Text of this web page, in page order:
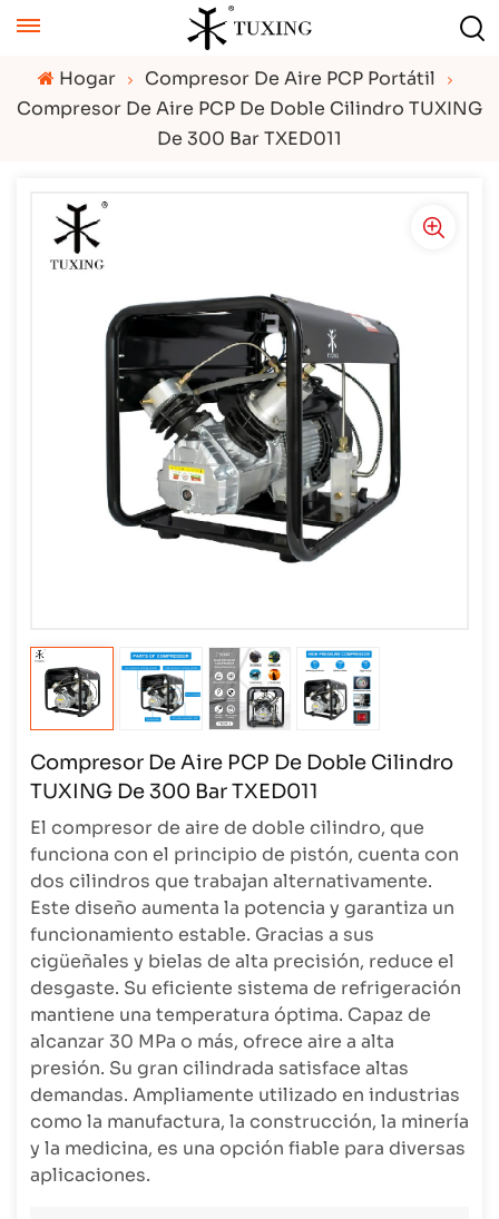
Hogar
Compresor De Aire PCP Portátil
Compresor De Aire PCP De Doble Cilindro TUXING
De 300 Bar TXED011
Compresor De Aire PCP De Doble Cilindro
TUXING De 300 Bar TXED011
El compresor de aire de doble cilindro, que
funciona con el principio de pistón, cuenta con
dos cilindros que trabajan alternativamente.
Este diseño aumenta la potencia y garantiza un
funcionamiento estable. Gracias a sus
cigüeñales y bielas de alta precisión, reduce el
desgaste. Su eficiente sistema de refrigeración
mantiene una temperatura óptima. Capaz de
alcanzar 30 MPa o más, ofrece aire a alta
presión. Su gran cilindrada satisface altas
demandas. Ampliamente utilizado en industrias
como la manufactura, la construcción, la minería
y la medicina, es una opción fiable para diversas
aplicaciones.